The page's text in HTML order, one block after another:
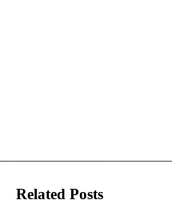
Related Posts